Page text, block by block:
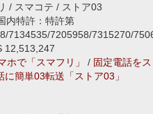
/ スマコテ / ストア03
内特許：特許第
7134535/7205958/7315270/
12,513,247
ホで「スマフリ」 / 固定電話をス
に簡単03転送「ストア03」